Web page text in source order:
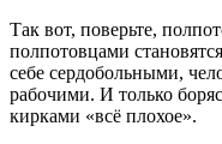
Так вот, поверьте,
полпотовцами
себе сердобольными,
рабочими. И только
кирками «всё плохое».